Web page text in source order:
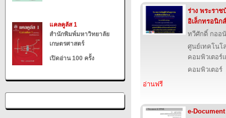
แคลคูลัส 1
สำนักพิมพ์มหาวิทยาลัย
เกษตรศาสตร์
เปิดอ่าน 100 ครั้ง
ร่าง พระรา
อิเล็กทรอนิกส์
ทวีศักดิ์ กออ
ศูนย์เทคโนโ
คอมพิวเตอร์
คอมพิวเตอร์
อ่านฟรี
e-